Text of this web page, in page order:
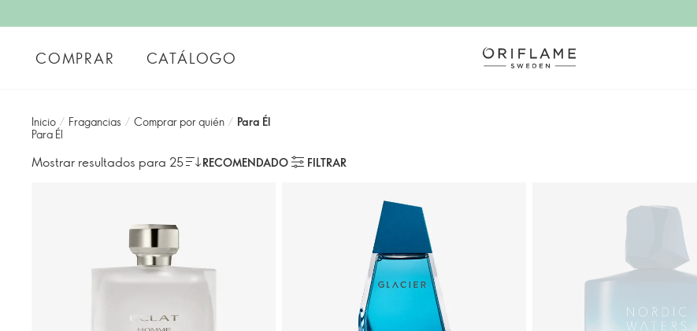
COMPRAR CATÁLOGO
Inicio / Fragancias / Comprar por quién / Para Él
Para Él
Mostrar resultados para 25 RECOMENDADO FILTRAR